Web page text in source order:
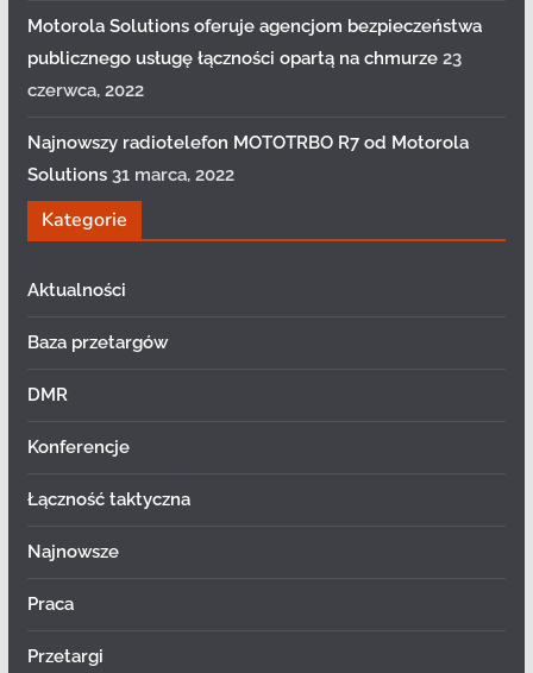
Motorola Solutions oferuje agencjom bezpieczeństwa
publicznego usługę łączności opartą na chmurze 23
czerwca, 2022
Najnowszy radiotelefon MOTOTRBO R7 od Motorola
Solutions 31 marca, 2022
Kategorie
Aktualności
Baza przetargów
DMR
Konferencje
Łączność taktyczna
Najnowsze
Praca
Przetargi